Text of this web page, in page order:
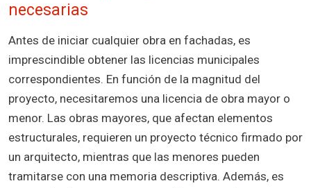
necesarias
Antes de iniciar cualquier obra en fachadas, es
imprescindible obtener las licencias municipales
correspondientes. En función de la magnitud del
proyecto, necesitaremos una licencia de obra mayor o
menor. Las obras mayores, que afectan elementos
estructurales, requieren un proyecto técnico firmado por
un arquitecto, mientras que las menores pueden
tramitarse con una memoria descriptiva. Además, es